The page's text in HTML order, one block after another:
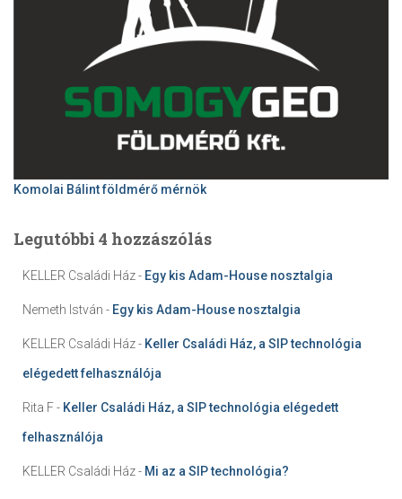
Komolai Bálint földmérő mérnök
Legutóbbi 4 hozzászólás
KELLER Családi Ház- Egy kis Adam-House nosztalgia
Nemeth István - Egy kis Adam-House nosztalgia
KELLER Családi Ház- Keller Családi Ház, a SIP technológia
elégedett felhasználója
Rita F- Keller Családi Ház, a SIP technológia elégedett
felhasználója
KELLER Családi Ház- Mi az a SIP technológia?